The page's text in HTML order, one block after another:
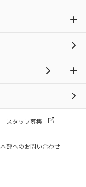
スタッフ募集
本部へのお問い合わせ